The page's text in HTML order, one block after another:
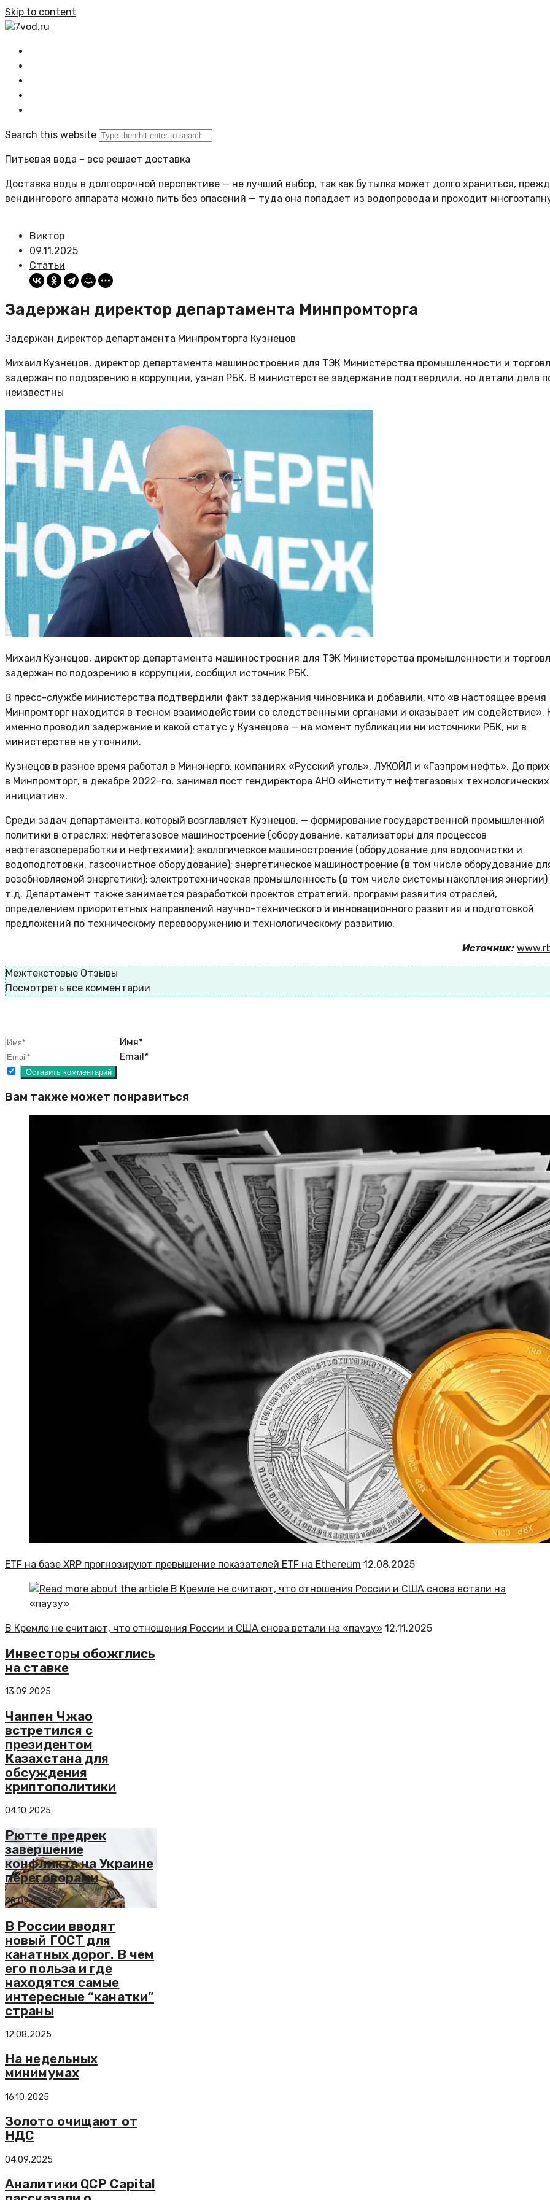
Skip to content
7vod.ru
Search this website
Питьевая вода – все решает доставка
Доставка воды в долгосрочной перспективе — не лучший выбор, так как бутылка может долго храниться,
вендингового аппарата можно пить без опасений — туда она попадает из водопровода и проходит
Виктор
09.11.2025
Статьи
Задержан директор департамента Минпромторга
Задержан директор департамента Минпромторга Кузнецов
Михаил Кузнецов, директор департамента машиностроения для ТЭК Министерства промышленности и
задержан по подозрению в коррупции, узнал РБК. В министерстве задержание подтвердили, но детали дела
неизвестны
Михаил Кузнецов, директор департамента машиностроения для ТЭК Министерства промышленности и
задержан по подозрению в коррупции, сообщил источник РБК.
В пресс-службе министерства подтвердили факт задержания чиновника и добавили, что «в настоящее время
Минпромторг находится в тесном взаимодействии со следственными органами и оказывает им содействие».
именно проводил задержание и какой статус у Кузнецова — на момент публикации ни источники РБК, ни в
министерстве не уточнили.
Кузнецов в разное время работал в Минэнерго, компаниях «Русский уголь», ЛУКОЙЛ и «Газпром нефть». До
в Минпромторг, в декабре 2022-го, занимал пост гендиректора АНО «Институт нефтегазовых технологических
инициатив».
Среди задач департамента, который возглавляет Кузнецов, — формирование государственной промышленной
политики в отраслях: нефтегазовое машиностроение (оборудование, катализаторы для процессов
нефтегазопереработки и нефтехимии); экологическое машиностроение (оборудование для водоочистки и
водоподготовки, газоочистное оборудование); энергетическое машиностроение (в том числе оборудование
возобновляемой энергетики); электротехническая промышленность (в том числе системы накопления энергии)
т.д. Департамент также занимается разработкой проектов стратегий, программ развития отраслей,
определением приоритетных направлений научно-технического и инновационного развития и подготовкой
предложений по техническому перевооружению и технологическому развитию.
Источник:
Межтекстовые Отзывы
Посмотреть все комментарии
Имя*
Email*
Вам также может понравиться
ETF на базе XRP прогнозируют превышение показателей ETF на Ethereum 12.08.2025
В Кремле не считают, что отношения России и США снова встали на «паузу» 12.11.2025
Инвесторы обожглись
на ставке
13.09.2025
Чанпен Чжао
встретился с
президентом
Казахстана для
обсуждения
криптополитики
04.10.2025
Рютте предрек
завершение
конфликта на Украине
переговорами
28.09.2025
В России вводят
новый ГОСТ для
канатных дорог. В чем
его польза и где
находятся самые
интересные “канатки”
страны
12.08.2025
На недельных
минимумах
16.10.2025
Золото очищают от
НДС
04.09.2025
Аналитики QCP Capital